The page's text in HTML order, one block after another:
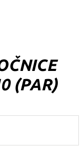
(PAR)